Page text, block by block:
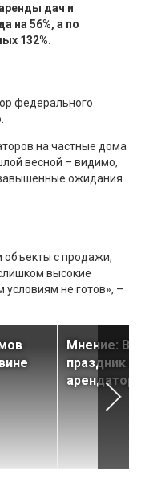
дач и
на 56%, а по
132%.
федерального
на частные дома
весной – видимо,
ожидания
объекты с продажи,
высокие
условиям не готов», –
Мнение: В
праздник